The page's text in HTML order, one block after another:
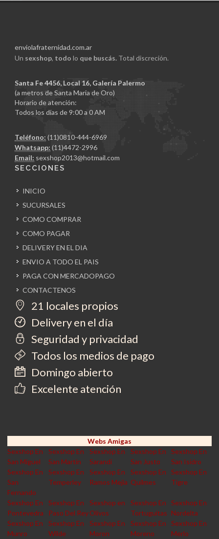
enviolafraternidad.com.ar
Un sexshop, todo lo que buscás. Total discreción.
Santa Fe 4456, Local 16, Galería Palermo
(a metros de Santa Maria de Oro)
Horario de atención:
Todos los días de 9:00 a 0 AM
Teléfono: (11)0810-444-6969
Whatsapp: (11)4472-2996
Email: sexshop2013@hotmail.com
SECCIONES
INICIO
SUCURSALES
COMO COMPRAR
COMO PAGAR
DELIVERY EN EL DIA
ENVIO A TODO EL PAIS
PAGA CON MERCADOPAGO
CONTACTENOS
21 locales propios
Delivery en el día
Seguridad y privacidad
Todos los medios de pago
Domingo abierto
Excelente atención
Webs Amigas
Sexshop En
San Miguel
Sexshop En
San Martin
Sexshop En
Sarandi
Sexshop En
San Justo
Sexshop En
San Isidro
Sexshop En
San
Fernando
Sexshop En
Temperley
Sexshop En
Ramos Mejia
Sexshop En
Quilmes
Sexshop En
Tigre
Sexshop En
Pontevedra
Sexshop En
Paso Del Rey
Sexshop en
Olivos
Sexshop En
Tortuguitas
Sexshop En
Nordelta
Sexshop En
Munro
Sexshop En
Wilde
Sexshop En
Moron
Sexshop En
Moreno
Sexshop En
Merlo